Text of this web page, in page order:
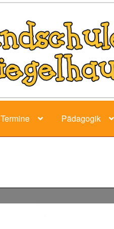
Termine Pädagogik